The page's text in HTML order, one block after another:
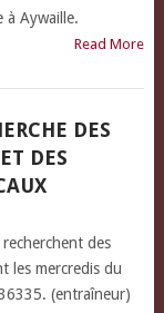
à Aywaille.
Read More
DES
DES
recherchent des
les mercredis du
(entraîneur)